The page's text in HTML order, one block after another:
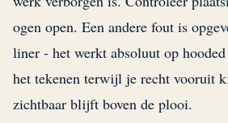
ogen open. Een andere fout is
liner - het werkt absoluut op
het tekenen terwijl je recht vooruit
zichtbaar blijft boven de plooi.